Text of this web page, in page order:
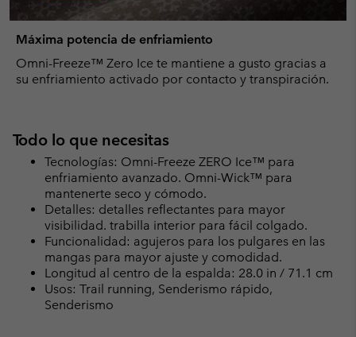
Máxima potencia de enfriamiento
Omni-Freeze™ Zero Ice te mantiene a gusto gracias a
su enfriamiento activado por contacto y transpiración.
Todo lo que necesitas
Tecnologías: Omni-Freeze ZERO Ice™ para
enfriamiento avanzado. Omni-Wick™ para
mantenerte seco y cómodo.
Detalles: detalles reflectantes para mayor
visibilidad. trabilla interior para fácil colgado.
Funcionalidad: agujeros para los pulgares en las
mangas para mayor ajuste y comodidad.
Longitud al centro de la espalda: 28.0 in / 71.1 cm
Usos: Trail running, Senderismo rápido,
Senderismo